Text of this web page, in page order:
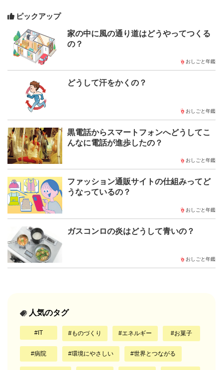
ピックアップ
家の中に風の通り道はどうやってつくる
の？
おしごと年鑑
どうして汗をかくの？
おしごと年鑑
黒電話からスマートフォンへどうしてこ
んなに電話が進歩したの？
おしごと年鑑
ファッション通販サイトの仕組みってど
うなっているの？
おしごと年鑑
ガスコンロの炎はどうして青いの？
おしごと年鑑
人気のタグ
IT ものづくり エネルギー お菓子
病院 環境にやさしい 世界とつながる